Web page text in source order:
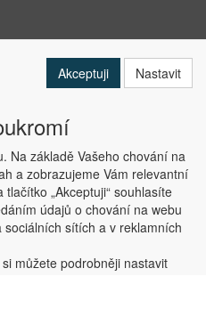
Software a.s. 2019
Akceptuji Nastavit
Na základě Vašeho chování na
a zobrazujeme Vám relevantní
„Akceptuji“ souhlasíte
údajů o chování na webu
sítích a v reklamních
můžete podrobněji nastavit